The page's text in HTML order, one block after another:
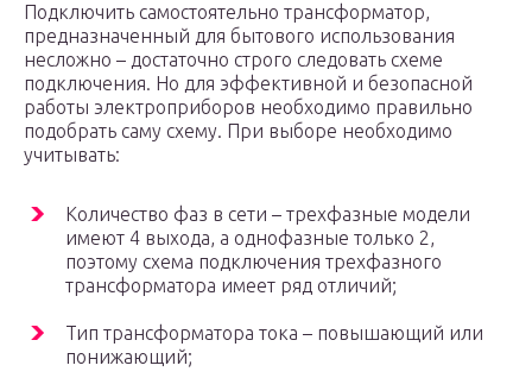
Подключить самостоятельно трансформатор,
предназначенный для бытового использования
несложно – достаточно строго следовать схеме
подключения. Но для эффективной и безопасной
работы электроприборов необходимо правильно
подобрать саму схему. При выборе необходимо
учитывать:
Количество фаз в сети – трехфазные модели
имеют 4 выхода, а однофазные только 2,
поэтому схема подключения трехфазного
трансформатора имеет ряд отличий;
Тип трансформатора тока – повышающий или
понижающий;